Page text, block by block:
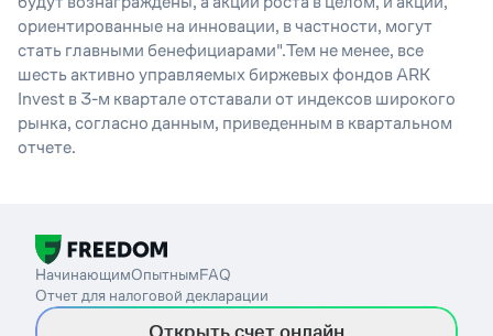
ориентированные на инновации, в частности, могут
стать главными бенефициарами".Тем не менее, все
шесть активно управляемых биржевых фондов ARK
Invest в 3-м квартале отставали от индексов широкого
рынка, согласно данным, приведенным в квартальном
отчете.
НачинающимОпытнымFAQ
Отчет для налоговой декларации
Открыть счет онлайн